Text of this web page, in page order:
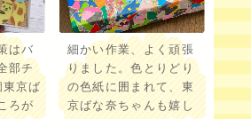
はバ
部チ
東京ば
ろが
細かい作業、よく頑張
りました。色とりどり
の色紙に囲まれて、東
京ばな奈ちゃんも嬉し